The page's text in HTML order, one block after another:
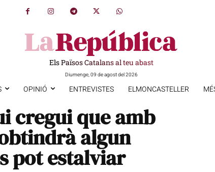
Els Països Catalans al teu abast
Diumenge, 09 de agost del 2026
OPINIÓ ENTREVISTES ELMONCASTELLER
cregui que amb
algun
pot estalviar